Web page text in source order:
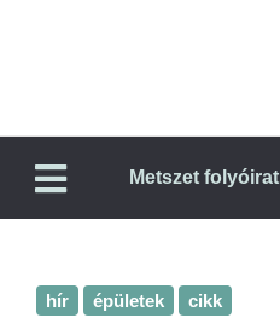
Metszet folyóirat
hír épületek cikk